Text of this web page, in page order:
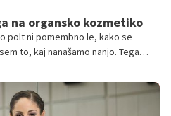
na organsko kozmetiko
polt ni pomembno le, kako se
to, kaj nanašamo nanjo. Tega
organske kozmetike. Kot pravi,
Razkrila je tudi, kako se sooča